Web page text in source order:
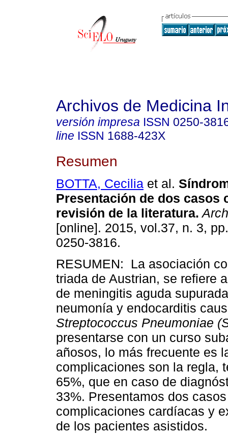
Archivos de Medicina
versión impresa ISSN 0250-
line ISSN 1688-423X
Resumen
BOTTA, Cecilia et al.
Presentación de dos casos
revisión de la literatura.
[online]. 2015, vol.37, n. 3,
0250-3816.
RESUMEN: La asociación
triada de Austrian, se refiere
de meningitis aguda
neumonía y endocarditis
Streptococcus Pneumoniae
presentarse con un curso
añosos, lo más frecuente es
complicaciones son la regla,
65%, que en caso de
33%. Presentamos dos
complicaciones cardíacas y
de los pacientes asistidos.